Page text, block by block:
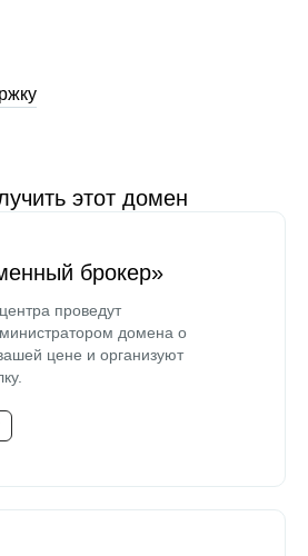
этот домен
брокер»
проведут
домена о
цене и организуют